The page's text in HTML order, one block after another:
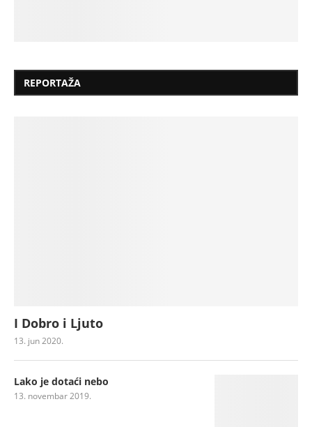
REPORTAŽA
I Dobro i Ljuto
13. jun 2020.
Lako je dotaći nebo
13. novembar 2019.